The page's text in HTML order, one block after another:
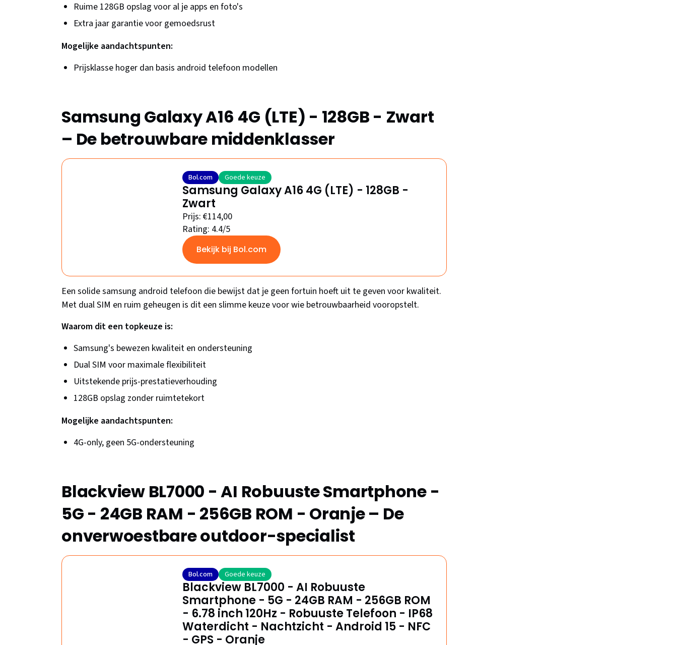
Ruime 128GB opslag voor al je apps en foto's
Extra jaar garantie voor gemoedsrust
Mogelijke aandachtspunten:
Prijsklasse hoger dan basis android telefoon modellen
Samsung Galaxy A16 4G (LTE) - 128GB - Zwart
– De betrouwbare middenklasser
Bol.com Goede keuze
Samsung Galaxy A16 4G (LTE) - 128GB -
Zwart
Prijs: €114,00
Rating: 4.4/5
Bekijk bij Bol.com
Een solide samsung android telefoon die bewijst dat je geen fortuin hoeft uit te geven voor kwaliteit.
Met dual SIM en ruim geheugen is dit een slimme keuze voor wie betrouwbaarheid vooropstelt.
Waarom dit een topkeuze is:
Samsung's bewezen kwaliteit en ondersteuning
Dual SIM voor maximale flexibiliteit
Uitstekende prijs-prestatieverhouding
128GB opslag zonder ruimtetekort
Mogelijke aandachtspunten:
4G-only, geen 5G-ondersteuning
Blackview BL7000 - AI Robuuste Smartphone -
5G - 24GB RAM - 256GB ROM - Oranje – De
onverwoestbare outdoor-specialist
Bol.com Goede keuze
Blackview BL7000 - AI Robuuste
Smartphone - 5G - 24GB RAM - 256GB ROM
- 6.78 inch 120Hz - Robuuste Telefoon - IP68
Waterdicht - Nachtzicht - Android 15 - NFC
- GPS - Oranje